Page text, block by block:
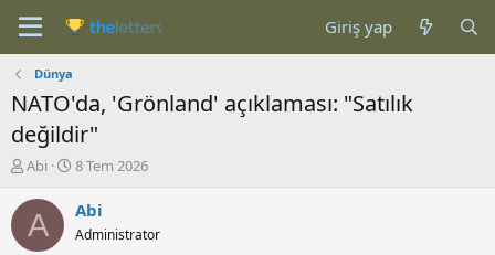
Giriş yap
Dünya
NATO'da, 'Grönland' açıklaması: "Satılık
değildir"
K
n
b
u
Abi
B
ş
a
8 Tem 2026
A Abi
Administrator